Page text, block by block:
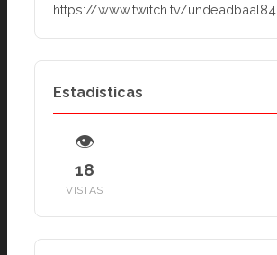
https://www.twitch.tv/undeadbaal84
Estadísticas
👁
18
VISTAS